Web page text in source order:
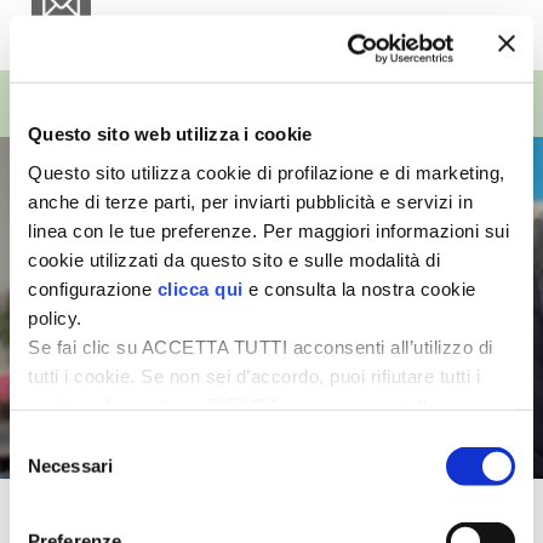
Questo sito web utilizza i cookie
Questo sito utilizza cookie di profilazione e di marketing,
anche di terze parti, per inviarti pubblicità e servizi in
linea con le tue preferenze. Per maggiori informazioni sui
cookie utilizzati da questo sito e sulle modalità di
configurazione clicca qui e consulta la nostra cookie
policy.
Se fai clic su ACCETTA TUTTI acconsenti all’utilizzo di
tutti i cookie. Se non sei d’accordo, puoi rifiutare tutti i
desideri accettare e cliccando ACCETTA SELEZIONATI.
delNecessari
I PARTNER DI VITA IN CAMPAGNA
BIOGENTS